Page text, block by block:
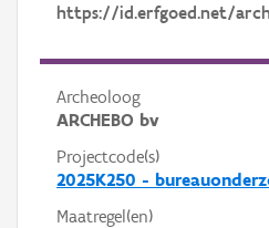
https://id.erfgoed.net/
Archeoloog
ARCHEBO bv
Projectcode(s)
2025K250 -
Maatregel(en)